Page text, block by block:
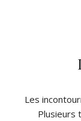
Les
Plusieurs